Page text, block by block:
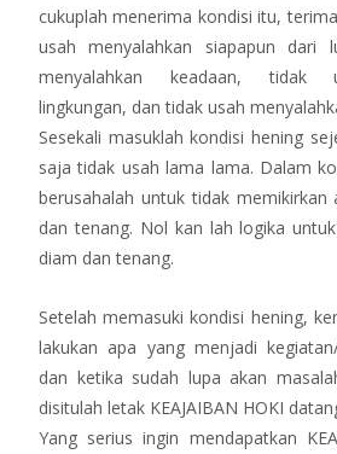
cukuplah menerima kondisi itu,
usah menyalahkan siapapun dari
menyalahkan keadaan, tidak
lingkungan, dan tidak usah
Sesekali masuklah kondisi hening
saja tidak usah lama lama. Dalam
berusahalah untuk tidak memikirkan
dan tenang. Nol kan lah logika
diam dan tenang.
Setelah memasuki kondisi hening,
lakukan apa yang menjadi
dan ketika sudah lupa akan
disitulah letak KEAJAIBAN HOKI
Yang serius ingin mendapatkan